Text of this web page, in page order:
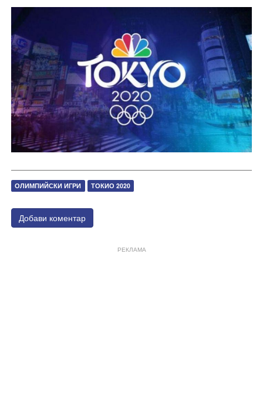
ОЛИМПИЙСКИ ИГРИ ТОКИО 2020
Добави коментар
РЕКЛАМА